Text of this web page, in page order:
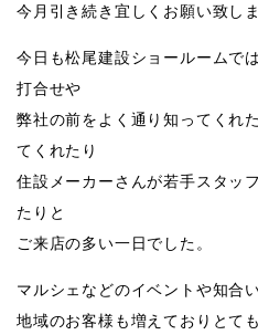
今月引き続き宜しくお願い致しま
今日も松尾建設ショールームで
打合せや
弊社の前をよく通り知ってくれ
てくれたり
住設メーカーさんが若手スタッ
たりと
ご来店の多い一日でした。
マルシェなどのイベントや知合
地域のお客様も増えておりとて